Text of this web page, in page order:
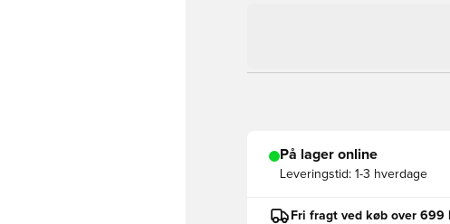
På lager online
Leveringstid: 1-3 hverdage
Fri fragt ved køb over 699